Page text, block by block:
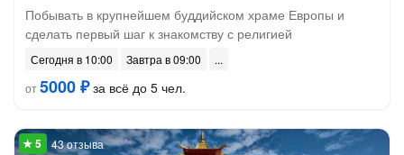
Побывать в крупнейшем буддийском храме Европы и
сделать первый шаг к знакомству с религией
Сегодня в 10:00
Завтра в 09:00
от5000 ₽за всё до 5 чел.
43 отзыва